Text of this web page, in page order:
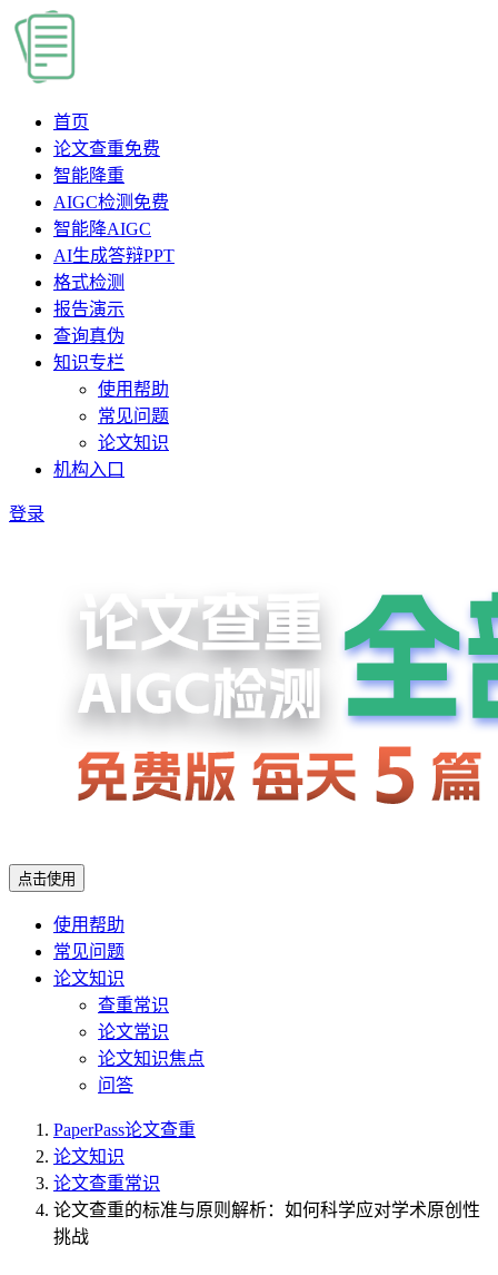
首页
论文查重免费
智能降重
AIGC检测 免费
智能降AIGC
AI生成答辩PPT
格式检测
报告演示
查询真伪
知识专栏
使用帮助
常见问题
论文知识
机构入口
登录
点击使用
使用帮助
常见问题
论文知识
查重常识
论文常识
论文知识焦点
问答
PaperPass论文查重
论文知识
论文查重常识
论文查重的标准与原则解析：如何科学应对学术原创性
挑战